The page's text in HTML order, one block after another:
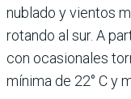
nublado y vientos
rotando al sur. A
con ocasionales
mínima de 22° C y